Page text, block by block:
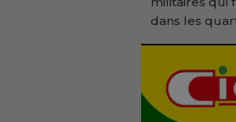
dans les